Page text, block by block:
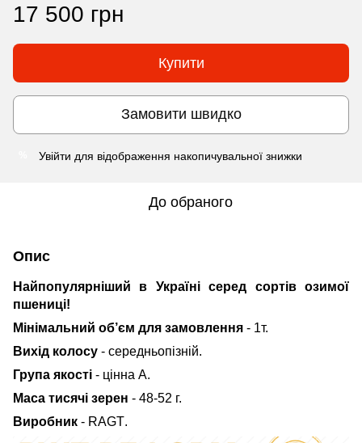
17 500 грн
Купити
Замовити швидко
Увійти для відображення накопичувальної знижки
До обраного
Опис
Найпопулярніший в Україні серед сортів озимої
пшениці!
Мінімальний об’єм для замовлення - 1т.
Вихід колосу - середньопізній.
Група якості - цінна А.
Маса тисячі зерен - 48-52 г.
Виробник - RAGT.